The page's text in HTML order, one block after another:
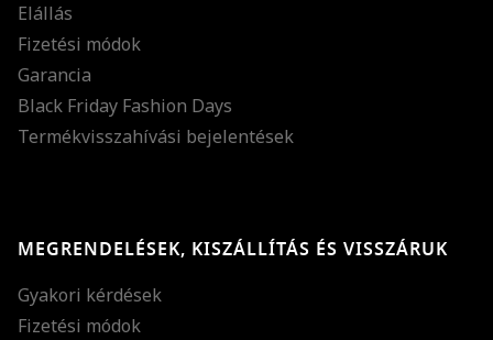
Elállás
Fizetési módok
Garancia
Black Friday Fashion Days
Termékvisszahívási bejelentések
MEGRENDELÉSEK, KISZÁLLÍTÁS ÉS VISSZÁRUK
Gyakori kérdések
Fizetési módok